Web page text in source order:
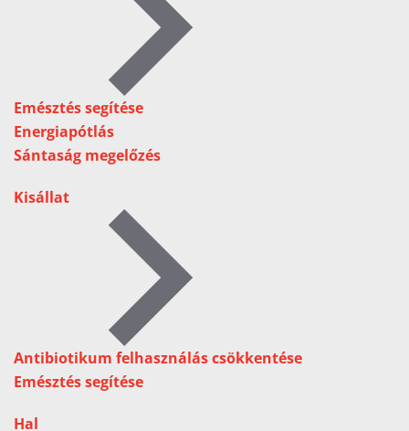
Emésztés segítése
Energiapótlás
Sántaság megelőzés
Kisállat
Antibiotikum felhasználás csökkentése
Emésztés segítése
Hal